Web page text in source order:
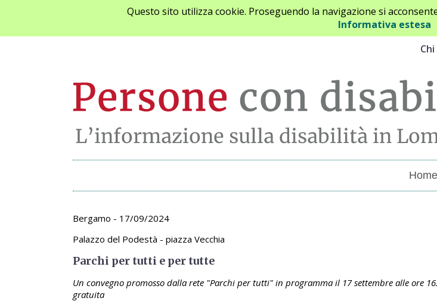
Questo sito utilizza cookie. Proseguendo la navigazione si
Informativa estesa
Home
Archivio appuntamenti
Bergamo - 17/09/2024
Palazzo del Podestà - piazza Vecchia
Parchi per tutti e per tutte
Un convegno promosso dalla rete "Parchi per tutti" in programma il 17 settembre alle ore
gratuita